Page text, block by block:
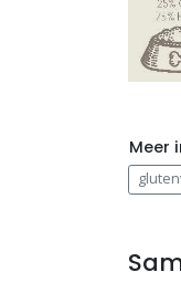
Meer